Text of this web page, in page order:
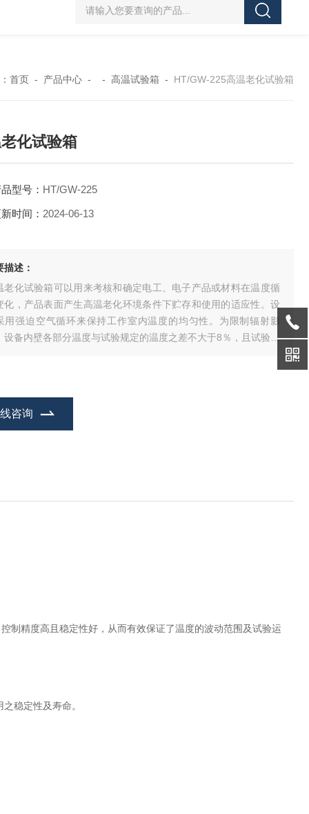
HT/SC-800砂尘试验机厂家 HT/GDSJ-80天津小型高低温交变湿热试验
首页 - 产品中心 - - 高温试验箱 - HT/GW-225高温老化试验箱
化试验箱
型号： HT/GW-225
时间： 2024-06-13
描述：
老化试验箱可以用来考核和确定电工、电子产品或材料在温度循
化，产品表面产生高温老化环境条件下贮存和使用的适应性。设
用强迫空气循环来保持工作室内温度的均匀性。为限制辐射影
设备内壁各部分温度与试验规定的温度之差不大于8％，且试验样
咨询
制精度高且稳定性好，从而有效保证了温度的波动范围及试验运
稳定性及寿命。